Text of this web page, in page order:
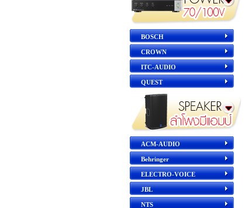
BOSCH
CROWN
ITC-AUDIO
QUEST
ACM-AUDIO
Behringer
ELECTRO-VOICE
JBL
NTS